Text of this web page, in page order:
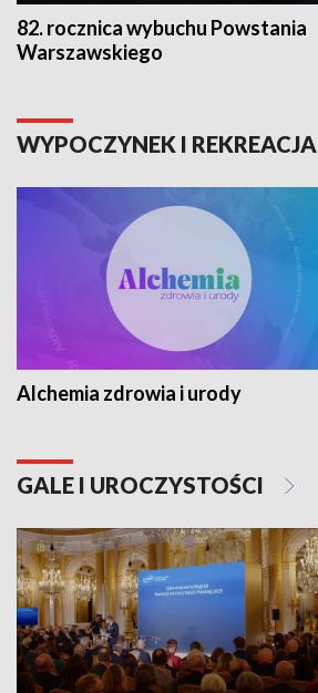
82. rocznica wybuchu Powstania
Warszawskiego
WYPOCZYNEK I REKREACJA
Alchemia zdrowia i urody
GALE I UROCZYSTOŚCI